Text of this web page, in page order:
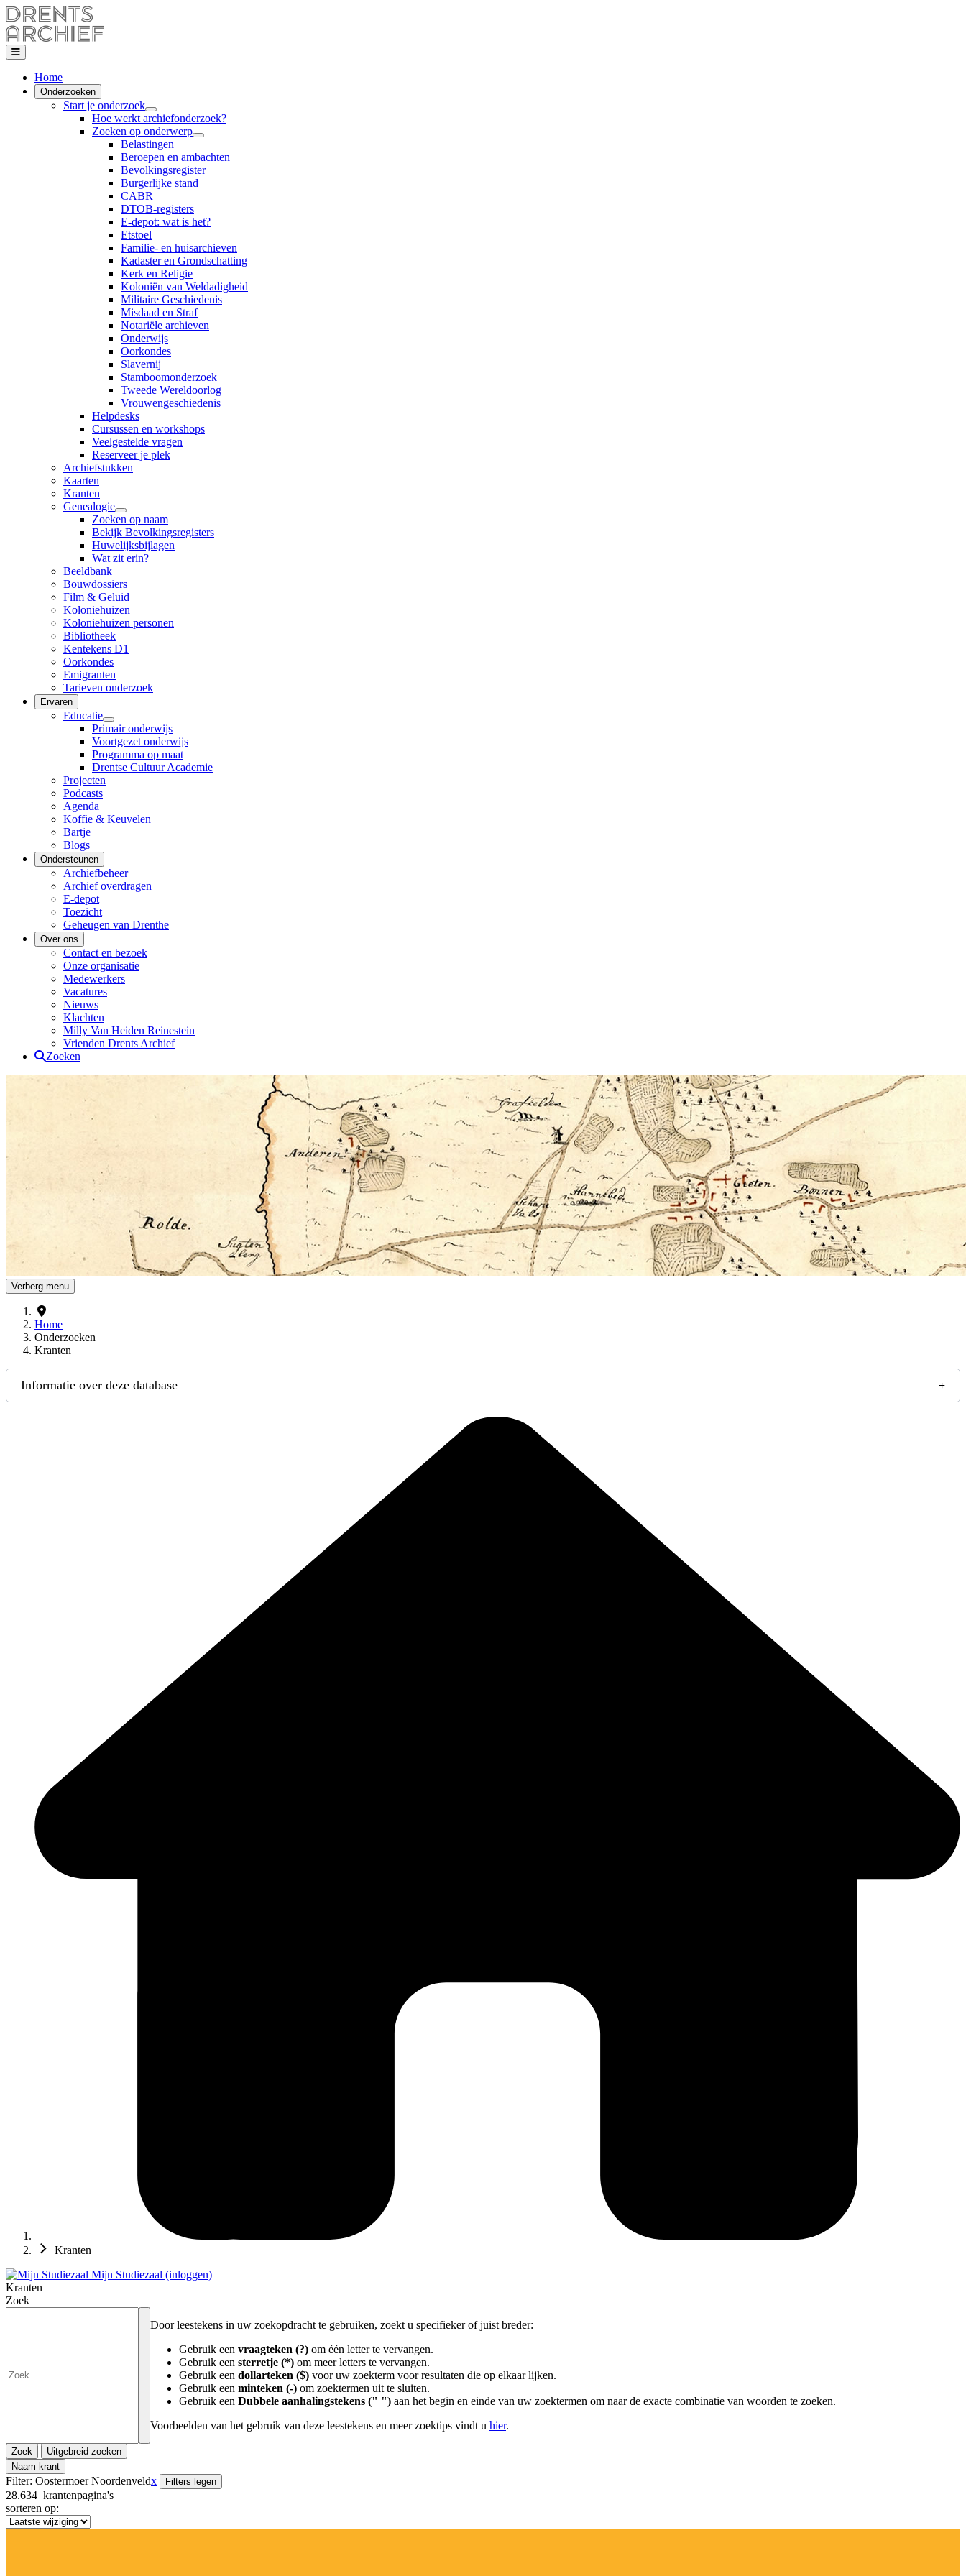
Home
Onderzoeken
Start je onderzoek
Hoe werkt archiefonderzoek?
Zoeken op onderwerp
Belastingen
Beroepen en ambachten
Bevolkingsregister
Burgerlijke stand
CABR
DTOB-registers
E-depot: wat is het?
Etstoel
Familie- en huisarchieven
Kadaster en Grondschatting
Kerk en Religie
Koloniën van Weldadigheid
Militaire Geschiedenis
Misdaad en Straf
Notariële archieven
Onderwijs
Oorkondes
Slavernij
Stamboomonderzoek
Tweede Wereldoorlog
Vrouwengeschiedenis
Helpdesks
Cursussen en workshops
Veelgestelde vragen
Reserveer je plek
Archiefstukken
Kaarten
Kranten
Genealogie
Zoeken op naam
Bekijk Bevolkingsregisters
Huwelijksbijlagen
Wat zit erin?
Beeldbank
Bouwdossiers
Film & Geluid
Koloniehuizen
Koloniehuizen personen
Bibliotheek
Kentekens D1
Oorkondes
Emigranten
Tarieven onderzoek
Ervaren
Educatie
Primair onderwijs
Voortgezet onderwijs
Programma op maat
Drentse Cultuur Academie
Projecten
Podcasts
Agenda
Koffie & Keuvelen
Bartje
Blogs
Ondersteunen
Archiefbeheer
Archief overdragen
E-depot
Toezicht
Geheugen van Drenthe
Over ons
Contact en bezoek
Onze organisatie
Medewerkers
Vacatures
Nieuws
Klachten
Milly Van Heiden Reinestein
Vrienden Drents Archief
Zoeken
Drents Archief
Verberg menu
Home
Onderzoeken
Kranten
Informatie over deze database
Kranten
Mijn Studiezaal (inloggen)
Kranten
Zoek
Door leestekens in uw zoekopdracht te gebruiken, zoekt u specifieker of juist breder:
Gebruik een vraagteken (?) om één letter te vervangen.
Gebruik een sterretje (*) om meer letters te vervangen.
Gebruik een dollarteken ($) voor uw zoekterm voor resultaten die op elkaar lijken.
Gebruik een minteken (-) om zoektermen uit te sluiten.
Gebruik een Dubbele aanhalingstekens (" ") aan het begin en einde van uw zoektermen om naar de exacte combinatie van woorden te zoeken.
Voorbeelden van het gebruik van deze leestekens en meer zoektips vindt u hier.
Zoek
Uitgebreid zoeken
Naam krant
Filter: Oostermoer Noordenveldx Filters legen
28.634 krantenpagina's
sorteren op: